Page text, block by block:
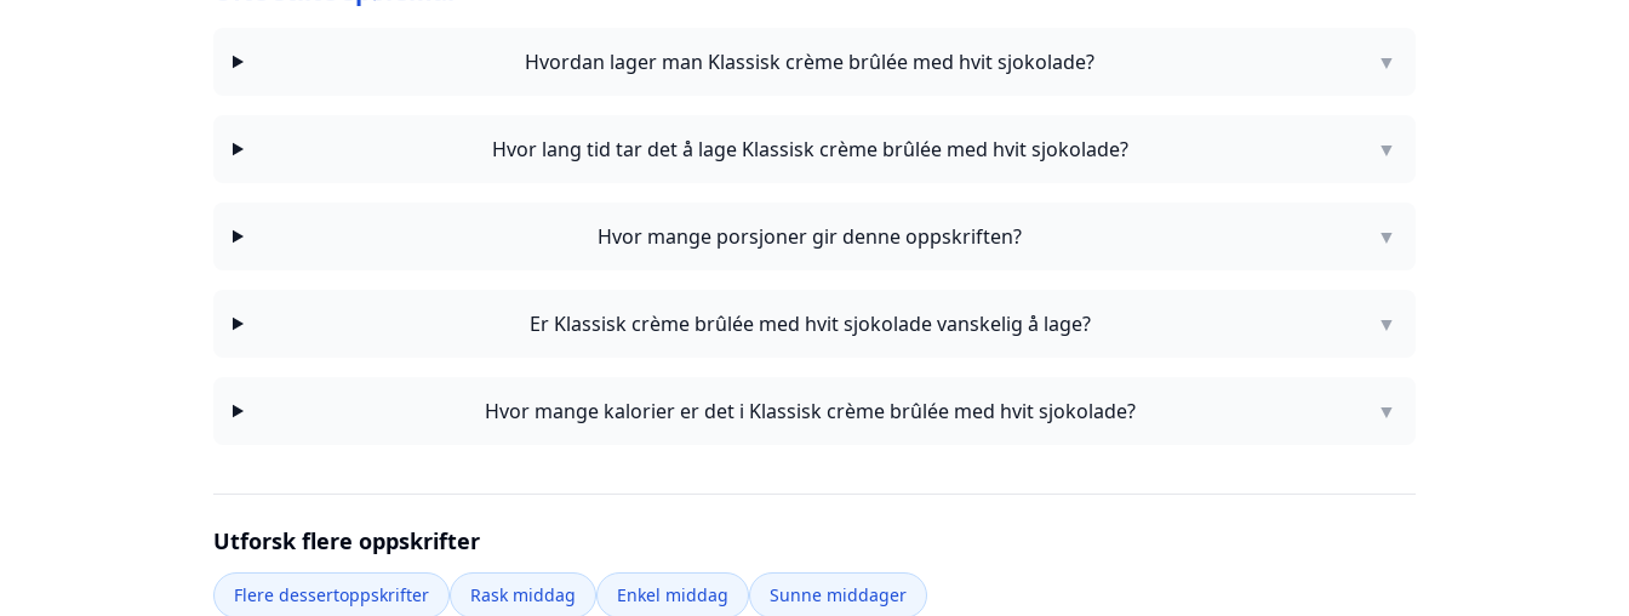
Hvordan lager man Klassisk crème brûlée med hvit sjokolade? ▼
Hvor lang tid tar det å lage Klassisk crème brûlée med hvit sjokolade? ▼
Hvor mange porsjoner gir denne oppskriften? ▼
Er Klassisk crème brûlée med hvit sjokolade vanskelig å lage? ▼
Hvor mange kalorier er det i Klassisk crème brûlée med hvit sjokolade? ▼
Utforsk flere oppskrifter
Flere dessertoppskrifter Rask middag Enkel middag Sunne middager